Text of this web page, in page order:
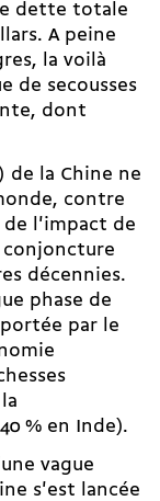
dette totale
A peine
la voilà
de secousses
dont
de la Chine ne
contre
de l'impact de
décennies.
phase de
par le
% en Inde).
vague
s'est lancée